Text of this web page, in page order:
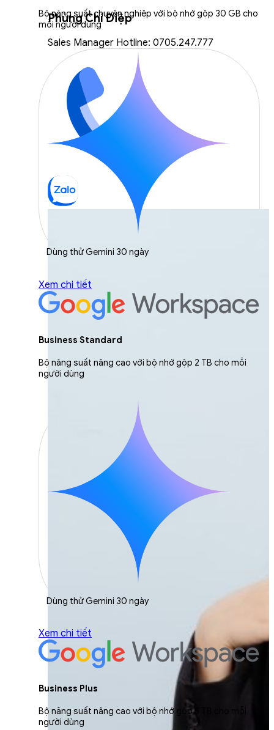
Phùng Chí Điệp
Sales Manager Hotline: 0705.247.777
Bộ năng suất chuyên nghiệp với bộ nhớ gộp 30 GB cho
mỗi người dùng
Dùng thử Gemini 30 ngày
Xem chi tiết
Business Standard
Bộ năng suất nâng cao với bộ nhớ gộp 2 TB cho mỗi
người dùng
Dùng thử Gemini 30 ngày
Xem chi tiết
Business Plus
Bộ năng suất nâng cao với bộ nhớ gộp 5 TB cho mỗi
người dùng